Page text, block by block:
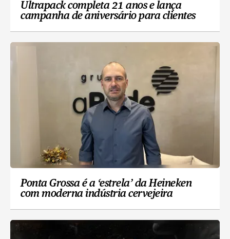
Ultrapack completa 21 anos e lança
campanha de aniversário para clientes
Ponta Grossa é a ‘estrela’ da Heineken
com moderna indústria cervejeira